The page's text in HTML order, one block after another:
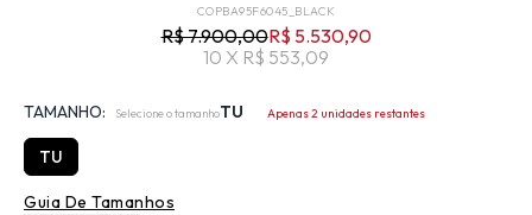
COPBA95F6045_BLACK
R$ 7.900,00R$ 5.530,90
10 X R$ 553,09
TAMANHO: Selecione o tamanhoTU Apenas 2 unidades restantes
TU
Guia De Tamanhos